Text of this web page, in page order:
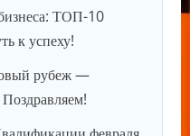
ТОП-10
к успеху!
рубеж —